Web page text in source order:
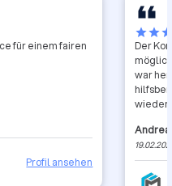
für einem fairen
Profil ansehen
starstar
Der
war
wieder